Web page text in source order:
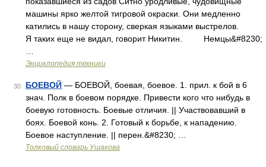
машины ярко желтой тигровой окраски. Они медленно
катились в нашу сторону, сверкая языками выстрелов.
Я таких еще не видал, говорит Никитин. Немцы&#8230;
Энциклопедия техники
30 БОЕВОЙ — БОЕВОЙ, боевая, боевое. 1. прил. к бой в 6
знач. Полк в боевом порядке. Привести кого что нибудь в
боевую готовность. Боевые отличия. || Участвовавший в
боях. Боевой конь. 2. Готовый к борьбе, к нападению.
Боевое наступление. || перен.&#8230; …
Толковый словарь Ушакова